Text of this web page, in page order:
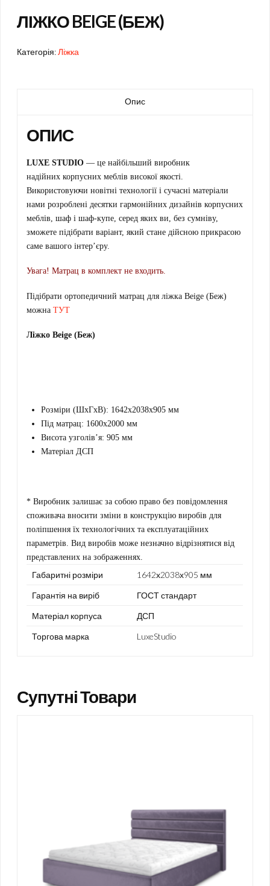
ЛІЖКО BEIGE (БЕЖ)
Категорія:Ліжка
Опис
ОПИС
LUXE STUDIO — це найбільший виробник
надійних корпусних меблів високої якості.
Використовуючи новітні технології і сучасні матеріали
нами розроблені десятки гармонійних дизайнів корпусних
меблів, шаф і шаф-купе, серед яких ви, без сумніву,
зможете підібрати варіант, який стане дійсною прикрасою
саме вашого інтер’єру.
Увага! Матрац в комплект не входить.
Підібрати ортопедичний матрац для ліжка Beige (Беж)
можнаТУТ
Ліжко Beige (Беж)
Розміри (ШхГхВ): 1642х2038х905 мм
Під матрац: 1600х2000 мм
Висота узголів’я: 905 мм
Матеріал ДСП
* Виробник залишає за собою право без повідомлення
споживача вносити зміни в конструкцію виробів для
поліпшення їх технологічних та експлуатаційних
параметрів. Вид виробів може незначно відрізнятися від
представлених на зображеннях.
Габаритні розміри
1642х2038х905 мм
Гарантія на виріб
ГОСТ стандарт
Матеріал корпуса
ДСП
Торгова марка
LuxeStudio
Супутні Товари